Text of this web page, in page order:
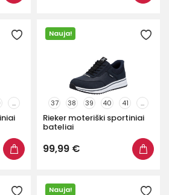
...
Nauja!
37 38 39 40 41 ...
Rieker moteriški sportiniai
bateliai
99,99 €
Nauja!